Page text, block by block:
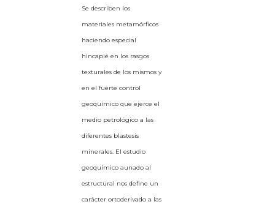
Se describen los
materiales metamórficos
haciendo especial
hincapié en los rasgos
texturales de los mismos y
en el fuerte control
geoquímico que ejerce el
medio petrológico a las
diferentes blastesis
minerales. El estudio
geoquímico aunado al
estructural nos define un
carácter ortoderivado a las